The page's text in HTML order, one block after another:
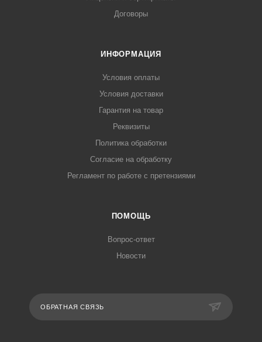
Договоры
ИНФОРМАЦИЯ
Условия оплаты
Условия доставки
Гарантия на товар
Реквизиты
Политика обработки
Согласие на обработку
Регламент по работе с претензиями
ПОМОЩЬ
Вопрос-ответ
Новости
ОБРАТНАЯ СВЯЗЬ